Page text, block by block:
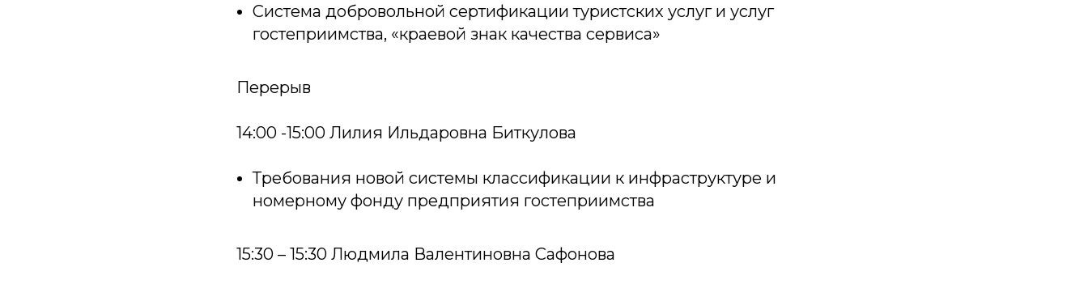
Система добровольной сертификации туристских услуг и услуг
гостеприимства, «краевой знак качества сервиса»
Перерыв
14:00 -15:00 Лилия Ильдаровна Биткулова
Требования новой системы классификации к инфраструктуре и
номерному фонду предприятия гостеприимства
15:30 – 15:30 Людмила Валентиновна Сафонова